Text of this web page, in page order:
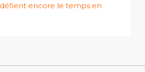
encore le temps en